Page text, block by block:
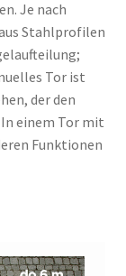
Je nach
Stahlprofilen
Tor ist
der den
einem Tor mit
Funktionen